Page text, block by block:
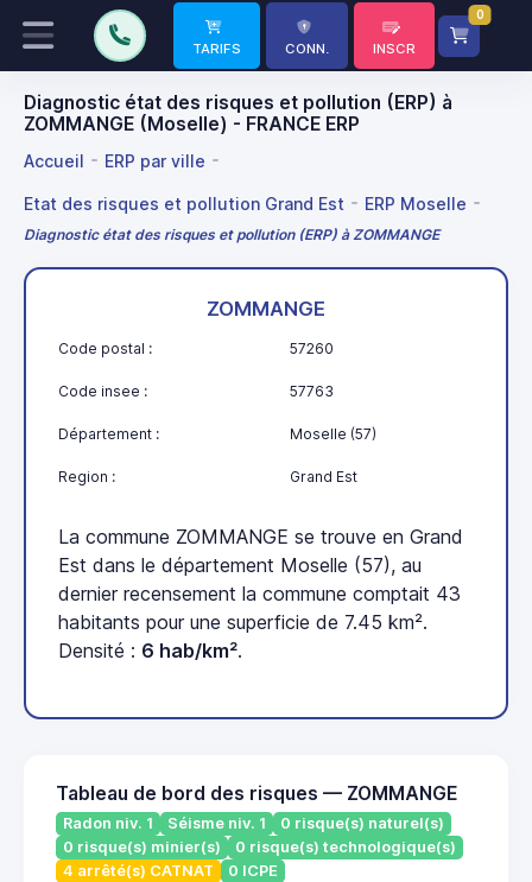
TARIFS CONN. INSCR
0
Diagnostic état des risques et pollution (ERP) à
ZOMMANGE (Moselle) - FRANCE ERP
Accueil ERP par ville
Etat des risques et pollution Grand Est ERP Moselle
Diagnostic état des risques et pollution (ERP) à ZOMMANGE
ZOMMANGE
Code postal : 57260
Code insee : 57763
Département : Moselle (57)
Region : Grand Est
La commune ZOMMANGE se trouve en Grand
Est dans le département Moselle (57), au
dernier recensement la commune comptait 43
habitants pour une superficie de 7.45 km².
Densité : 6 hab/km².
Tableau de bord des risques — ZOMMANGE
Radon niv. 1 Séisme niv. 1
0 risque(s) naturel(s)
0 risque(s) minier(s)
0 risque(s) technologique(s)
4 arrêté(s) CATNAT
0 ICPE